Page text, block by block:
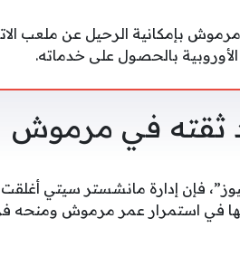
بإمكانية الرحيل عن ملعب
بالحصول على خدماته.
ثقته في مرموش
فإن إدارة مانشستر سيتي
في استمرار عمر مرموش ومنحه